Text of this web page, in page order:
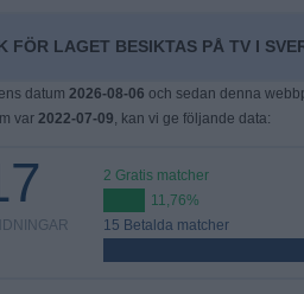
FÖR LAGET BESIKTAS PÅ TV I
datum 2026-08-06 och sedan denna
var 2022-07-09, kan vi ge följande data:
2 Gratis matcher
11,76%
15 Betalda matcher